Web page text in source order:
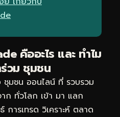
คืออะไร และ ทำไม
วม ชุมชน
ชุมชน ออนไลน์ ที่ รวบรวม
ก ทั่วโลก เข้า มา แลก
ารเทรด วิเคราะห์ ตลาด